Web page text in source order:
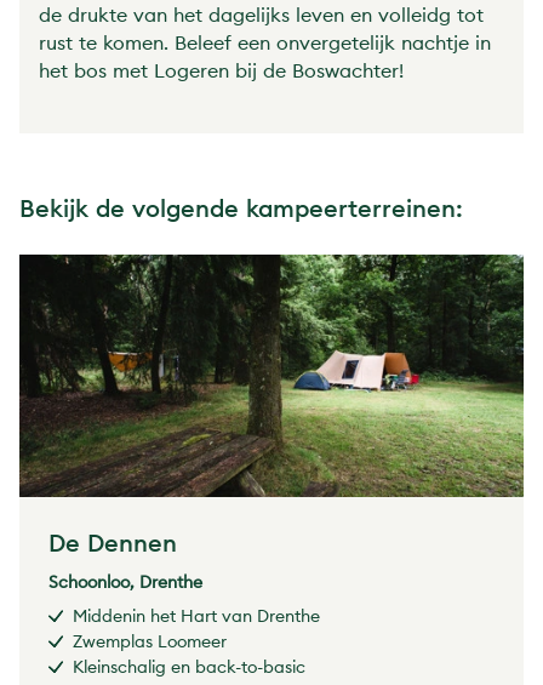
de drukte van het dagelijks leven en volleidg tot
rust te komen. Beleef een onvergetelijk nachtje in
het bos met Logeren bij de Boswachter!
Bekijk de volgende kampeerterreinen:
De Dennen
Schoonloo, Drenthe
Middenin het Hart van Drenthe
Zwemplas Loomeer
Kleinschalig en back-to-basic